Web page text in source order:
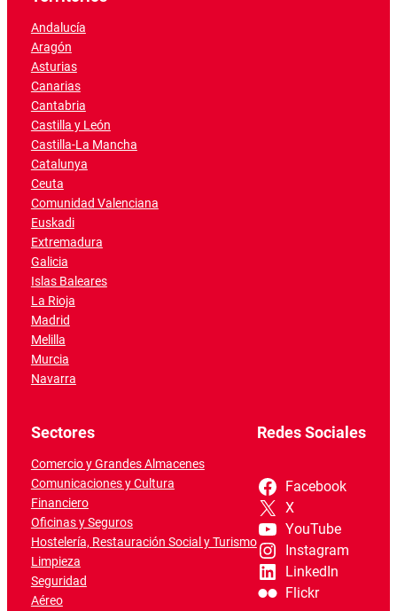
Andalucía
Aragón
Asturias
Canarias
Cantabria
Castilla y León
Castilla-La Mancha
Catalunya
Ceuta
Comunidad Valenciana
Euskadi
Extremadura
Galicia
Islas Baleares
La Rioja
Madrid
Melilla
Murcia
Navarra
Sectores
Comercio y Grandes Almacenes
Comunicaciones y Cultura
Financiero
Oficinas y Seguros
Hostelería, Restauración Social y Turismo
Limpieza
Seguridad
Aéreo
Redes Sociales
Facebook
X
YouTube
Instagram
LinkedIn
Flickr